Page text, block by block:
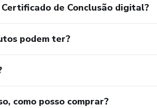
de Conclusão digital?
podem ter?
como posso comprar?